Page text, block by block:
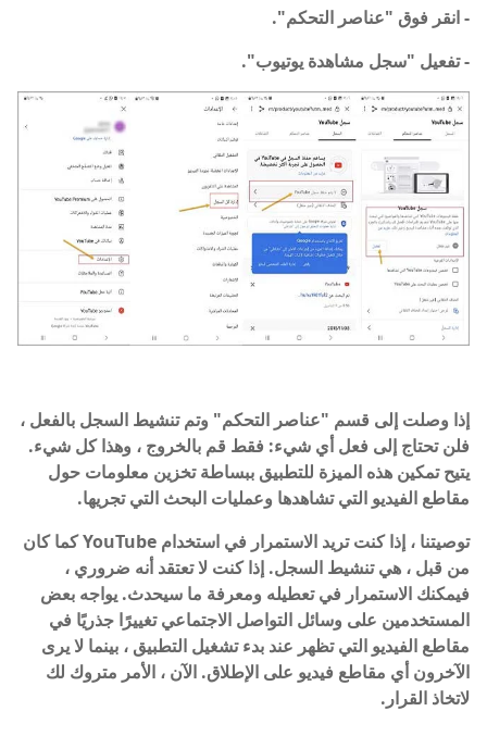
- انقر فوق "عناصر التحكم".
- تفعيل "سجل مشاهدة يوتيوب".
إذا وصلت إلى قسم "عناصر التحكم" وتم تنشيط السجل بالفعل ،
فلن تحتاج إلى فعل أي شيء: فقط قم بالخروج ، وهذا كل شيء.
يتيح تمكين هذه الميزة للتطبيق ببساطة تخزين معلومات حول
مقاطع الفيديو التي تشاهدها وعمليات البحث التي تجريها.
توصيتنا ، إذا كنت تريد الاستمرار في استخدام YouTube كما كان
من قبل ، هي تنشيط السجل. إذا كنت لا تعتقد أنه ضروري ،
فيمكنك الاستمرار في تعطيله ومعرفة ما سيحدث. يواجه بعض
المستخدمين على وسائل التواصل الاجتماعي تغييرًا جذريًا في
مقاطع الفيديو التي تظهر عند بدء تشغيل التطبيق ، بينما لا يرى
الآخرون أي مقاطع فيديو على الإطلاق. الآن ، الأمر متروك لك
لاتخاذ القرار.